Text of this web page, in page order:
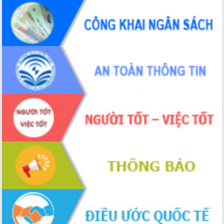
Định vị cà phê Việt Nam như một “di
sản sống” trong dòng chảy toàn cầu
Xây dựng nông thôn mới: Nâng cao đời
sống người dân từ những mô hình thiết
Quyết liệt tháo gỡ vướng mắc, đẩy
nhanh tiến độ các dự án trọng điểm
trong Khu kinh tế Nam Phú Yên
Hòn Yến phát triển du lịch gắn với bảo
tồn biển
Lấy ý kiến điều chỉnh Quy hoạch tỉnh
Đắk Lắk thời kỳ 2021-2030, tầm nhìn
đến năm 2050
Phát động chiến dịch 30 ngày đêm
giải phóng mặt bằng Tuyến đường bộ
ven biển
Đắk Lắk nỗ lực thúc đẩy tăng trưởng
kinh tế từ 10% trở lên trong Quý
II/2026
Đắk Lắk ký kết thỏa thuận hợp tác về